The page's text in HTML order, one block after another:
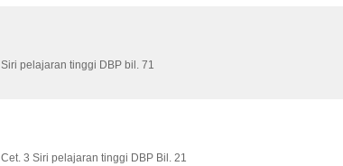
Siri pelajaran tinggi DBP bil. 71
Cet. 3 Siri pelajaran tinggi DBP Bil. 21